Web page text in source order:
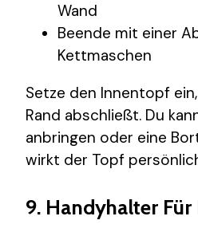
Wand
Beende mit einer
Kettmaschen
Setze den Innentopf
Rand abschließt. Du
anbringen oder eine
wirkt der Topf
9. Handyhalter Für